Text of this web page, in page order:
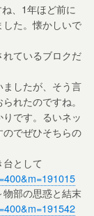
、1年ほど前に
た。懐かしいで
れているブロクだ
したが、そう言
れたのですね。
です。るいネッ
のでぜひそちらの
として
部の思惑と結末